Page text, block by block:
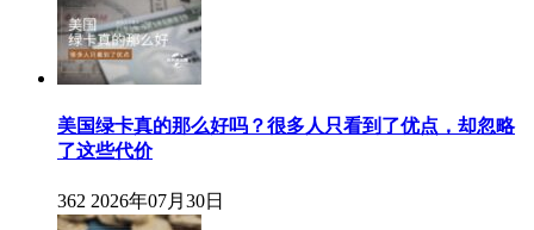
美国绿卡真的那么好吗？很多人只看到了优点，却忽略
了这些代价
362 2026年07月30日